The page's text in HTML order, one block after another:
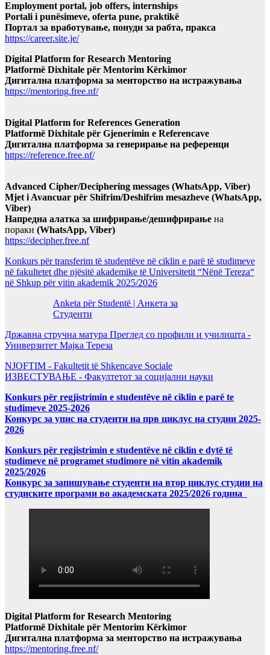
Employment portal, job offers, internships
Portali i punësimeve, oferta pune, praktikë
Портал за вработување, понуди за рабта, пракса
https://career.site.je/
Digital Platform for Research Mentoring
Platformë Dixhitale për Mentorim Kërkimor
Дигитална платформа за менторство на истражувања
https://mentoring.free.nf/
Digital Platform for References Generation
Platformë Dixhitale për Gjenerimin e Referencave
Дигитална платформа за генерирање на референци
https://reference.free.nf/
Advanced Cipher/Deciphering messages (WhatsApp, Viber)
Mjet i Avancuar për Shifrim/Deshifrim mesazheve (WhatsApp,
Viber)
Напредна алатка за шифрирање/дешифрирање на
пораки (WhatsApp, Viber)
https://decipher.free.nf
Konkurs për transferim të studentëve në ciklin e parë të studimeve
në fakultetet dhe njësitë akademike të Universitetit “Nënë Tereza“
në Shkup për vitin akademik 2025/2026
Anketa për Studentë | Анкета за
Студенти
Државна стручна матура Преглед со профили и училишта -
Универзитет Мајка Тереза
NJOFTIM - Fakultetit të Shkencave Sociale
ИЗВЕСТУВАЊЕ - Факултетот за социјални науки
Konkurs për regjistrimin e studentëve në ciklin e parë te
studimeve 2025-2026
Конкурс за упис на студенти на прв циклус на студии 2025-
2026
Konkurs për regjistrimin e studentëve në ciklin e dytë të
studimeve në programet studimore në vitin akademik
2025/2026
Конкурс за запишување студенти на втор циклус студии на
студиските програми во академската 2025/2026 година
Digital Platform for Research Mentoring
Platformë Dixhitale për Mentorim Kërkimor
Дигитална платформа за менторство на истражувања
https://mentoring.free.nf/